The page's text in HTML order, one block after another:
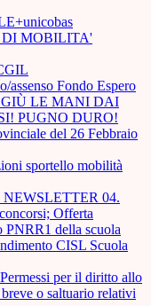
DI MOBILITA'
assenso Fondo Espero
GIÙ LE MANI DAI
PUGNO DURO!
del 26 Febbraio
sportello mobilità
04.
Offerta
della scuola
CISL Scuola
per il diritto allo
o saltuario relativi